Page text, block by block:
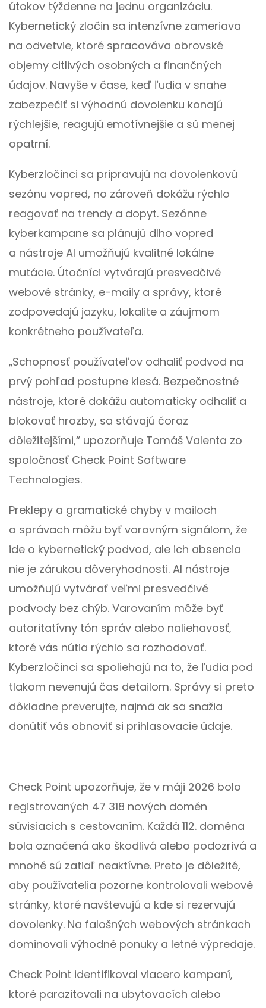
útokov týždenne na jednu organizáciu.
Kybernetický zločin sa intenzívne zameriava
na odvetvie, ktoré spracováva obrovské
objemy citlivých osobných a finančných
údajov. Navyše v čase, keď ľudia v snahe
zabezpečiť si výhodnú dovolenku konajú
rýchlejšie, reagujú emotívnejšie a sú menej
opatrní.
Kyberzločinci sa pripravujú na dovolenkovú
sezónu vopred, no zároveň dokážu rýchlo
reagovať na trendy a dopyt. Sezónne
kyberkampane sa plánujú dlho vopred
a nástroje AI umožňujú kvalitné lokálne
mutácie. Útočníci vytvárajú presvedčivé
webové stránky, e-maily a správy, ktoré
zodpovedajú jazyku, lokalite a záujmom
konkrétneho používateľa.
„Schopnosť používateľov odhaliť podvod na
prvý pohľad postupne klesá. Bezpečnostné
nástroje, ktoré dokážu automaticky odhaliť a
blokovať hrozby, sa stávajú čoraz
dôležitejšími,“ upozorňuje Tomáš Valenta zo
spoločnosť Check Point Software
Technologies.
Preklepy a gramatické chyby v mailoch
a správach môžu byť varovným signálom, že
ide o kybernetický podvod, ale ich absencia
nie je zárukou dôveryhodnosti. AI nástroje
umožňujú vytvárať veľmi presvedčivé
podvody bez chýb. Varovaním môže byť
autoritatívny tón správ alebo naliehavosť,
ktoré vás nútia rýchlo sa rozhodovať.
Kyberzločinci sa spoliehajú na to, že ľudia pod
tlakom nevenujú čas detailom. Správy si preto
dôkladne preverujte, najmä ak sa snažia
donútiť vás obnoviť si prihlasovacie údaje.
Check Point upozorňuje, že v máji 2026 bolo
registrovaných 47 318 nových domén
súvisiacich s cestovaním. Každá 112. doména
bola označená ako škodlivá alebo podozrivá a
mnohé sú zatiaľ neaktívne. Preto je dôležité,
aby používatelia pozorne kontrolovali webové
stránky, ktoré navštevujú a kde si rezervujú
dovolenky. Na falošných webových stránkach
dominovali výhodné ponuky a letné výpredaje.
Check Point identifikoval viacero kampaní,
ktoré parazitovali na ubytovacích alebo